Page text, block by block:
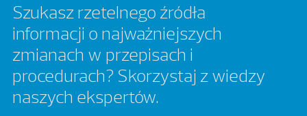
Szukasz rzetelnego źródła
informacji o najważniejszych
zmianach w przepisach i
procedurach? Skorzystaj z wiedzy
naszych ekspertów.